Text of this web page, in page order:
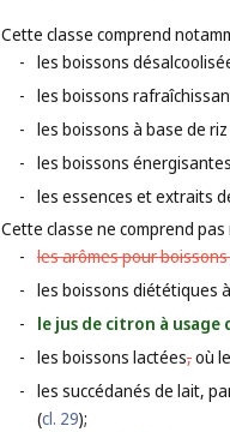
Cette classe comprend
- les boissons
- les boissons
- les boissons à base de
- les boissons
- les essences et extraits
Cette classe ne comprend
- les arômes pour
- les boissons diététiques
-
le jus de citron à
- les boissons lactées,où
- les succédanés de lait,
(cl. 29);